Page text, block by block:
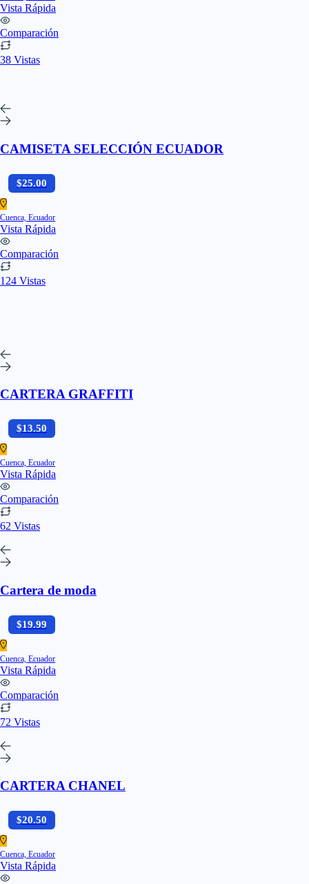
Vista Rápida
Comparación
38 Vistas
CAMISETA SELECCIÓN ECUADOR
$25.00
Cuenca, Ecuador
Vista Rápida
Comparación
124 Vistas
CARTERA GRAFFITI
$13.50
Cuenca, Ecuador
Vista Rápida
Comparación
62 Vistas
Cartera de moda
$19.99
Cuenca, Ecuador
Vista Rápida
Comparación
72 Vistas
CARTERA CHANEL
$20.50
Cuenca, Ecuador
Vista Rápida